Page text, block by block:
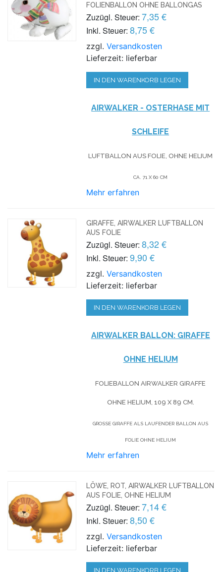
FOLIENBALLON OHNE BALLONGAS
Zuzügl. Steuer: 7,35 €
Inkl. Steuer: 8,75 €
zzgl.Versandkosten
Lieferzeit: lieferbar
IN DEN WARENKORB LEGEN
AIRWALKER - OSTERHASE MIT
SCHLEIFE
LUFTBALLON AUS FOLIE, OHNE HELIUM
CA. 71 X 60 CM
Mehr erfahren
GIRAFFE, AIRWALKER LUFTBALLON
AUS FOLIE
Zuzügl. Steuer: 8,32 €
Inkl. Steuer: 9,90 €
zzgl.Versandkosten
Lieferzeit: lieferbar
IN DEN WARENKORB LEGEN
AIRWALKER BALLON: GIRAFFE
OHNE HELIUM
FOLIEBALLON AIRWALKER GIRAFFE
OHNE HELIUM, 109 X 89 CM.
GROSSE GIRAFFE ALS LAUFENDER BALLON AUS F
OLIE OHNE HELIUM
Mehr erfahren
LÖWE, ROT, AIRWALKER LUFTBALLON
AUS FOLIE, OHNE HELIUM
Zuzügl. Steuer: 7,14 €
Inkl. Steuer: 8,50 €
zzgl.Versandkosten
Lieferzeit: lieferbar
IN DEN WARENKORB LEGEN